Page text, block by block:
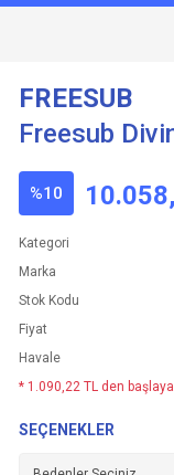
FREESUB
Freesub
%10
Kategori
Marka
Stok Kodu
Fiyat
Havale
* 1.090,22 TL den
SEÇENEKLER